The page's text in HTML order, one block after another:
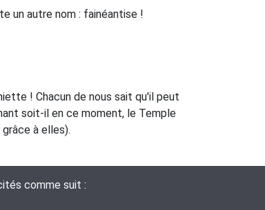
un autre nom : fainéantise !
! Chacun de nous sait qu'il peut
soit-il en ce moment, le Temple
à elles).
comme suit :